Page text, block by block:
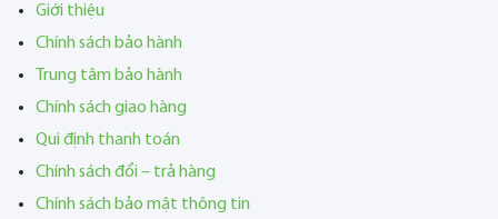
Giới thiệu
Chính sách bảo hành
Trung tâm bảo hành
Chính sách giao hàng
Qui định thanh toán
Chính sách đổi – trả hàng
Chính sách bảo mật thông tin